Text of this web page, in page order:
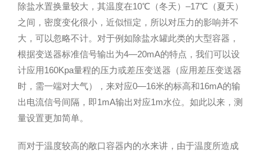
除盐水置换量较大，其温度在10℃（冬天）–17℃（夏天）
之间，密度变化很小，近似恒定，所以对压力的影响并不
大，可以忽略不计。对于例如除盐水罐此类的大型容器，
根据变送器标准信号输出为4—20mA的特点，我们可以设
计应用160Kpa量程的压力或差压变送器（应用差压变送器
时，需一端对大气），来对应0—16米的标高和16mA的输
出电流信号间隔，即1mA输出对应1m水位。如此以来，测
量设置更加简单。
而对于温度较高的敞口容器内的水来讲，由于温度所造成